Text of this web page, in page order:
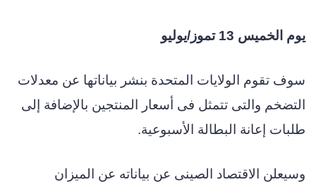
يوم الخميس 13 تموز/يوليو
سوف تقوم الولايات المتحدة بنشر بياناتها عن معدلات
التضخم والتى تتمثل فى أسعار المنتجين بالإضافة إلى
طلبات إعانة البطالة الأسبوعية.
وسيعلن الاقتصاد الصينى عن بياناته عن الميزان